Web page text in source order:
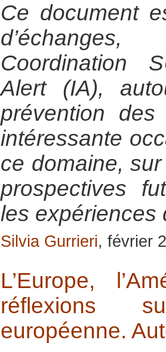
Ce document
Coordination
Alert (IA),
prévention
intéressante
ce domaine,
prospectives
les expériences
Silvia Gurrieri, février
L’Europe,
réflexions
européenne.